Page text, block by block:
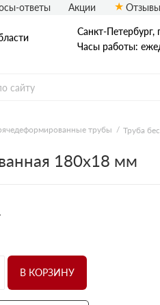
Санкт-
Часы работы:
Стальные трубы
ответы Акции Отзывы
трубы Труба
180х18 мм
В КОРЗИНУ